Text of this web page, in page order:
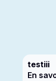
testiii
En